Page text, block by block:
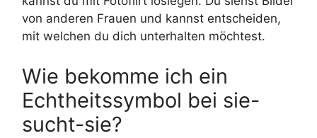
von anderen Frauen und kannst entscheiden,
mit welchen du dich unterhalten möchtest.
Wie bekomme ich ein
Echtheitssymbol bei sie-
sucht-sie?